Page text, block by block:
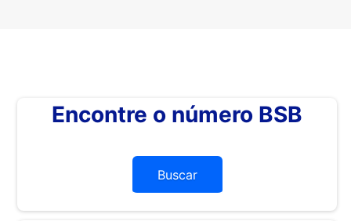
Encontre o número BSB
Buscar